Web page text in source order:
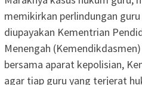
memikirkan perlindungan
diupayakan Kementrian
Menengah
bersama aparat kepolisian,
agar tiap guru yang terjerat